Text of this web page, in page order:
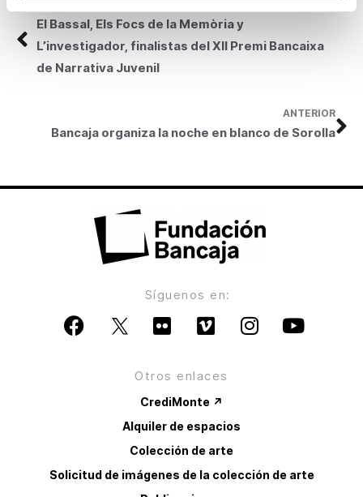
ANTERIOR
Bancaja organiza la noche en blanco de Sorolla
El Bassal, Els Focs de la Memòria y
L’investigador, finalistas del XII Premi Bancaixa
de Narrativa Juvenil
Síguenos en:
Otros enlaces
CrediMonte ↗
Alquiler de espacios
Colección de arte
Solicitud de imágenes de la colección de arte